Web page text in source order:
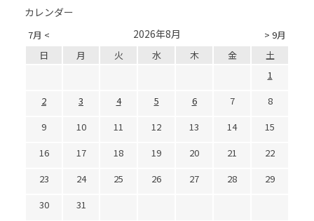
カレンダー
7月 < > 9月
2026年8月
日 月 火 水 木 金
土
1
2
3 4 5 6 7
8
9
10 11 12 13 14
15
16
17 18 19 20 21
22
23
24 25 26 27 28
29
30
31